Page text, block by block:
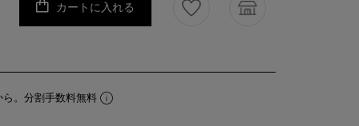
カートに入れる
ら。分割手数料無料